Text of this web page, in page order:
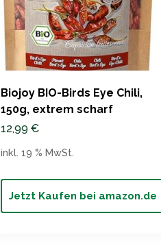
Biojoy BIO-Birds Eye Chili,
150g, extrem scharf
12,99 €
Jetzt Kaufen bei amazon.de
inkl. 19 % MwSt.